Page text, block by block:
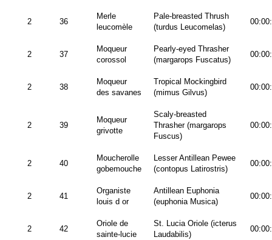
2 36
Merle
leucomèle
Pale-breasted Thrush
(turdus Leucomelas)
2 37
Moqueur
corossol
Pearly-eyed Thrasher
(margarops Fuscatus)
2 38
Moqueur
des savanes
Tropical Mockingbird
(mimus Gilvus)
2 39
Moqueur
grivotte
Scaly-breasted
Thrasher (margarops
Fuscus)
2 40
Moucherolle
gobemouche
Lesser Antillean Pewee
(contopus Latirostris)
2 41
Organiste
louis d or
Antillean Euphonia
(euphonia Musica)
2 42
Oriole de
sainte-lucie
St. Lucia Oriole (icterus
Laudabilis)